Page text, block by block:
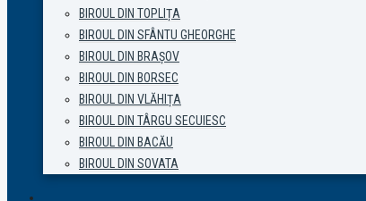
BIROUL DIN TOPLIȚA
BIROUL DIN SFÂNTU GHEORGHE
BIROUL DIN BRAȘOV
BIROUL DIN BORSEC
BIROUL DIN VLĂHIȚA
BIROUL DIN TÂRGU SECUIESC
BIROUL DIN BACĂU
BIROUL DIN SOVATA